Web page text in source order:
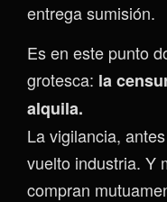
entrega sumisión.
Es en este punto
grotesca: la
alquila.
La vigilancia,
vuelto industria. Y
compran